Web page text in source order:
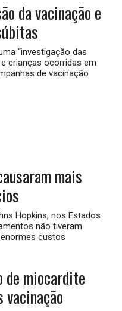
da vacinação e
“investigação das
crianças ocorridas em
de vacinação
mais
Hopkins, nos Estados
não tiveram
custos
de miocardite
vacinação